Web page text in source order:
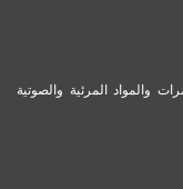
والمواد المرئية والصوتية